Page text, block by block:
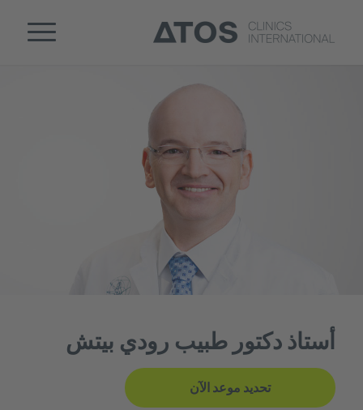
أستاذ دكتور طبيب رودي بيتش
تحديد موعد الآن